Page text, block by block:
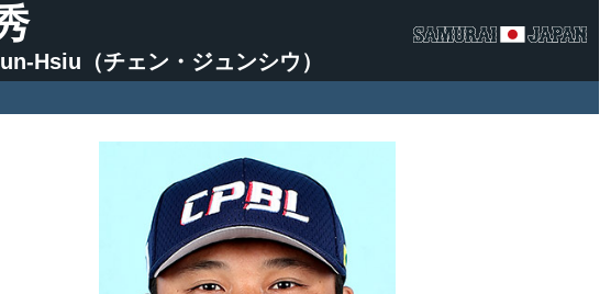
Hsiu（チェン・ジュンシウ）